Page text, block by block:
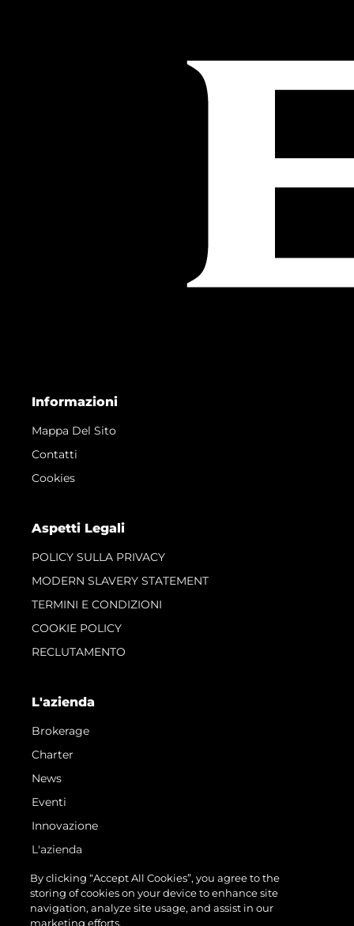
Informazioni
Mappa Del Sito
Contatti
Cookies
Aspetti Legali
POLICY SULLA PRIVACY
MODERN SLAVERY STATEMENT
TERMINI E CONDIZIONI
COOKIE POLICY
RECLUTAMENTO
L'azienda
Brokerage
Charter
News
Eventi
Innovazione
L'azienda
Il Team
Lifestyle
Heritage
By clicking “Accept All Cookies”, you agree to the
storing of cookies on your device to enhance site
navigation, analyze site usage, and assist in our
marketing efforts.